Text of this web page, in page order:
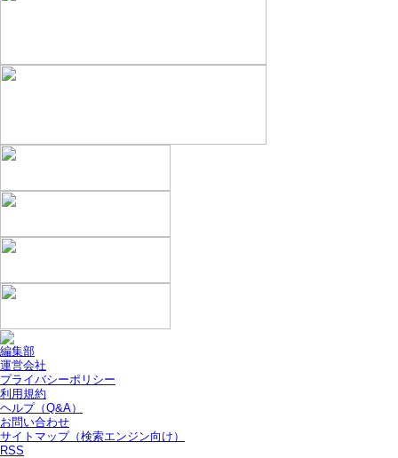
編集部
運営会社
プライバシーポリシー
利用規約
ヘルプ（Q&A）
お問い合わせ
サイトマップ（検索エンジン向け）
RSS